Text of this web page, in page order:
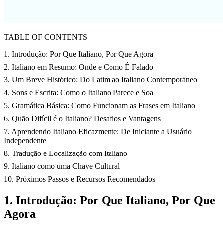
TABLE OF CONTENTS
1. Introdução: Por Que Italiano, Por Que Agora
2. Italiano em Resumo: Onde e Como É Falado
3. Um Breve Histórico: Do Latim ao Italiano Contemporâneo
4. Sons e Escrita: Como o Italiano Parece e Soa
5. Gramática Básica: Como Funcionam as Frases em Italiano
6. Quão Difícil é o Italiano? Desafios e Vantagens
7. Aprendendo Italiano Eficazmente: De Iniciante a Usuário
Independente
8. Tradução e Localização com Italiano
9. Italiano como uma Chave Cultural
10. Próximos Passos e Recursos Recomendados
1. Introdução: Por Que Italiano, Por Que
Agora